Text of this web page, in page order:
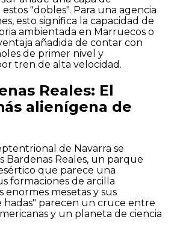
"dobles". Para una agencia
esto significa la capacidad de
ambientada en Marruecos o
añadida de contar con
de primer nivel y
tren de alta velocidad.
Reales: El
alienígena de
de Navarra se
Bardenas Reales, un parque
que parece una
formaciones de arcilla
enormes mesetas y sus
hadas" parecen un cruce entre
y un planeta de ciencia